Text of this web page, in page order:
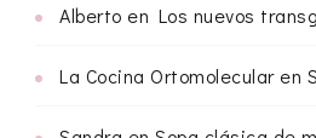
Alberto en Los nuevos
La Cocina Ortomolecularen